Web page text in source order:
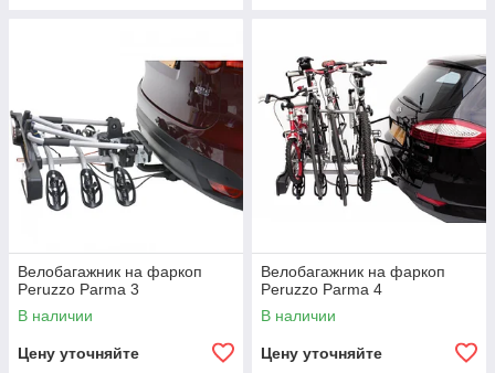
Велобагажник на фаркоп
Peruzzo Parma 3
В наличии
Цену уточняйте
Велобагажник на фаркоп
Peruzzo Parma 4
В наличии
Цену уточняйте